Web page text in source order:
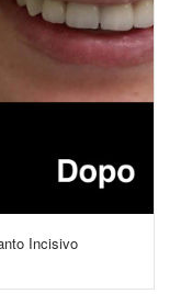
Incisivo